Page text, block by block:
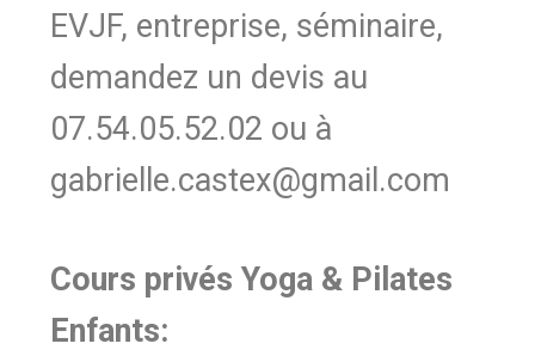
EVJF, entreprise, séminaire,
demandez un devis au
07.54.05.52.02 ou à
gabrielle.castex@gmail.com
Cours privés Yoga & Pilates
Enfants: